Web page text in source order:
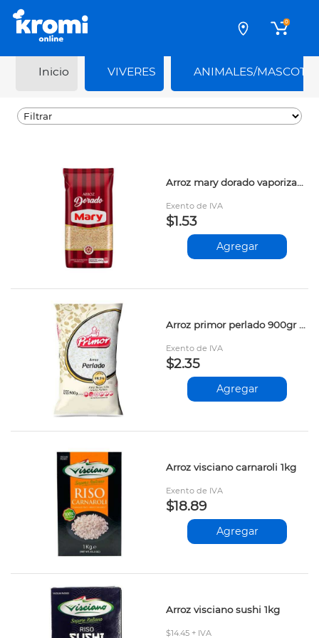
0
Inicio VIVERES ANIMALES/
Arroz mary dorado vaporizado 800gr
Exento de IVA
$1.53
Agregar
Arroz primor perlado 900gr prs
Exento de IVA
$2.35
Agregar
Arroz visciano carnaroli 1kg
Exento de IVA
$18.89
Agregar
Arroz visciano sushi 1kg
$14.45 + IVA